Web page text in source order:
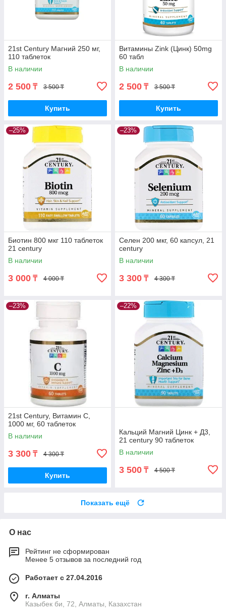
21st Century Магний 250 мг,
110 таблеток
В наличии
2 500 ₸ 3 500 ₸
Купить
Витамины Zink (Цинк) 50mg
60 табл
В наличии
2 500 ₸ 3 500 ₸
Купить
–25%
Биотин 800 мкг 110 таблеток
21 century
В наличии
3 000 ₸ 4 000 ₸
–23%
Селен 200 мкг, 60 капсул, 21
century
В наличии
3 300 ₸ 4 300 ₸
–23%
21st Century, Витамин C,
1000 мг, 60 таблеток
В наличии
3 300 ₸ 4 300 ₸
Купить
–22%
Кальций Магний Цинк + Д3,
21 century 90 таблеток
В наличии
3 500 ₸ 4 500 ₸
Показать ещё
О нас
Рейтинг не сформирован
Менее 5 отзывов за последний год
Работает с 27.04.2016
г. Алматы
Казыбек би, 72, Алматы, Казахстан